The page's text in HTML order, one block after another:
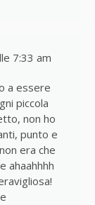
7:33 am
a essere
piccola
non ho
punto e
era che
ahaahhhh